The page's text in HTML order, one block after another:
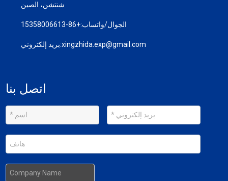
شنتشن، الصين
الجوال/واتساب:+86-15358006613
بريد إلكتروني:xingzhida.exp@gmail.com
اتصل بنا